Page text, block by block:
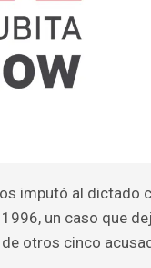
imputó al dictado
un caso que
otros cinco